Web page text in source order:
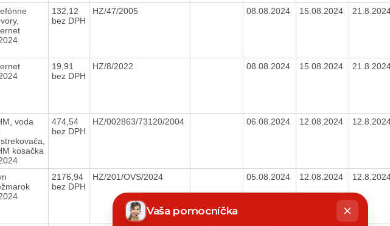
132,12
bez DPH
HZ/47/2005 08.08.2024 15.08.2024
19,91
bez DPH
HZ/8/2022 08.08.2024 15.08.2024
voda
kosačka
474,54
bez DPH
HZ/002863/73120/2004 06.08.2024 12.08.2024
2176,94
bez DPH
HZ/201/OVS/2024 05.08.2024 12.08.2024
Vaša pomocníčka
Chatbot
píše